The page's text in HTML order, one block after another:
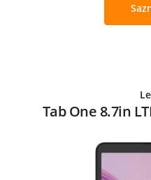
Tab One 8.7in